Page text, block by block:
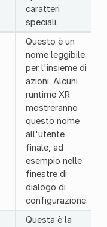
caratteri
speciali.
Questo è un
nome leggibile
per l'insieme di
azioni. Alcuni
runtime XR
mostreranno
questo nome
all'utente
finale, ad
esempio nelle
finestre di
dialogo di
configurazione.
Questa è la